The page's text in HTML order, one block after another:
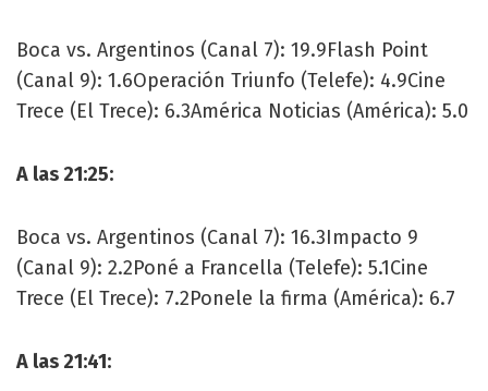
Boca vs. Argentinos (Canal 7): 19.9Flash Point
(Canal 9): 1.6Operación Triunfo (Telefe): 4.9Cine
Trece (El Trece): 6.3América Noticias (América): 5.0
A las 21:25:
Boca vs. Argentinos (Canal 7): 16.3Impacto 9
(Canal 9): 2.2Poné a Francella (Telefe): 5.1Cine
Trece (El Trece): 7.2Ponele la firma (América): 6.7
A las 21:41: